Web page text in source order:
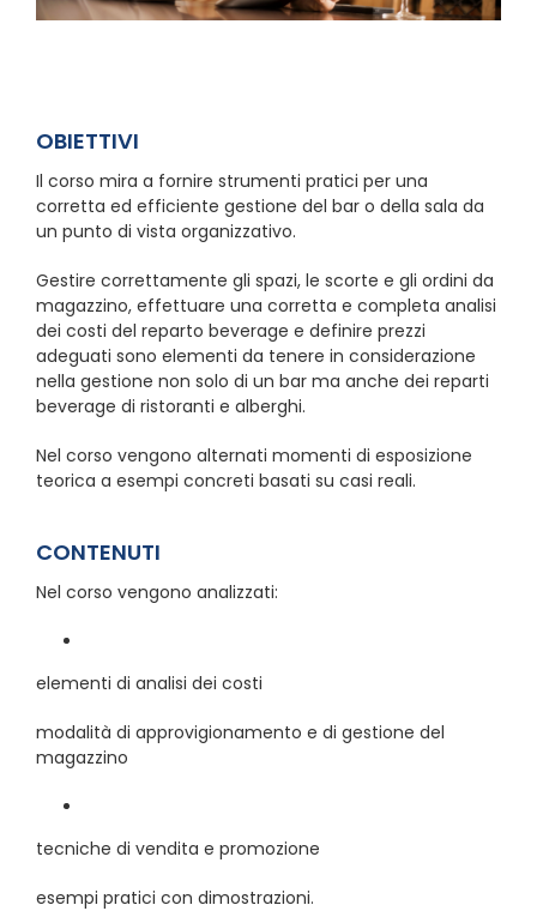
OBIETTIVI
Il corso mira a fornire strumenti pratici per una
corretta ed efficiente gestione del bar o della sala da
un punto di vista organizzativo.
Gestire correttamente gli spazi, le scorte e gli ordini da
magazzino, effettuare una corretta e completa analisi
dei costi del reparto beverage e definire prezzi
adeguati sono elementi da tenere in considerazione
nella gestione non solo di un bar ma anche dei reparti
beverage di ristoranti e alberghi.
Nel corso vengono alternati momenti di esposizione
teorica a esempi concreti basati su casi reali.
CONTENUTI
Nel corso vengono analizzati:
elementi di analisi dei costi
modalità di approvigionamento e di gestione del
magazzino
tecniche di vendita e promozione
esempi pratici con dimostrazioni.